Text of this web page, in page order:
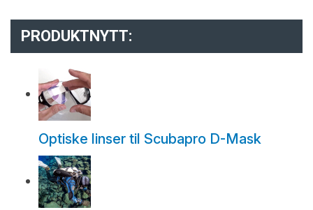
PRODUKTNYTT:
Optiske linser til Scubapro D-Mask